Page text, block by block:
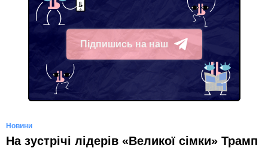
Підпишись на наш
Telegram
Новини
На зустрічі лідерів «Великої сімки» Трамп